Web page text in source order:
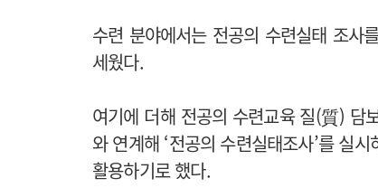
수련 분야에서는 전공의 수련실태 조사
세웠다.
여기에 더해 전공의 수련교육 질(質) 담
와 연계해 ‘전공의 수련실태조사’를 실
활용하기로 했다.